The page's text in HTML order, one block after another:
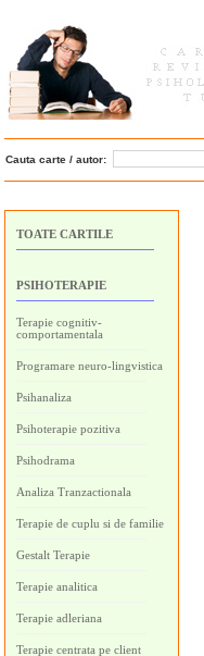
Cauta carte / autor:
TOATE CARTILE
PSIHOTERAPIE
Terapie cognitiv-
comportamentala
Programare neuro-lingvistica
Psihanaliza
Psihoterapie pozitiva
Psihodrama
Analiza Tranzactionala
Terapie de cuplu si de familie
Gestalt Terapie
Terapie analitica
Terapie adleriana
Terapie centrata pe client